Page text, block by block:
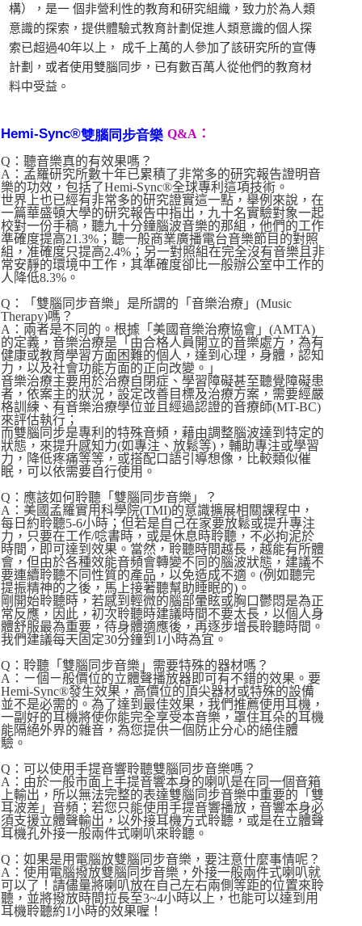
構），是一 個非營利性的教育和研究組織，致力於為人類
意識的探索，提供體驗式教育計劃促進人類意識的個人探
索已超過40年以上， 成千上萬的人參加了該研究所的宣傳
計劃，或者使用雙腦同步，已有數百萬人從他們的教育材
料中受益。
Hemi-Sync®雙腦同步音樂 Q&A：
Q：聽音樂真的有效果嗎？
A：孟羅研究所數十年已累積了非常多的研究報告證明音
樂的功效，包括了Hemi-Sync®全球專利這項技術。
世界上也已經有非常多的研究證實這一點，舉例來說，在
一篇華盛頓大學的研究報告中指出，九十名實驗對象一起
校對一份手稿，聽九十分鐘腦波音樂的那組，他們的工作
準確度提高21.3%；聽一般商業廣播電台音樂節目的對照
組，准確度只提高2.4%；另一對照組在完全沒有音樂且非
常安靜的環境中工作，其準確度卻比一般辦公室中工作的
人降低8.3%。
Q：「雙腦同步音樂」是所謂的「音樂治療」(Music
Therapy)嗎？
A：兩者是不同的。根據「美國音樂治療協會」(AMTA)
的定義，音樂治療是「由合格人員開立的音樂處方，為有
健康或教育學習方面困難的個人，達到心理，身體，認知
力，以及社會功能方面的正向改變。」
音樂治療主要用於治療自閉症、學習障礙甚至聽覺障礙患
者，依案主的狀況，設定改善目標及治療方案，需要經嚴
格訓練、有音樂治療學位並且經過認證的音療師(MT-BC)
來評估執行；
而雙腦同步是專利的特殊音頻，藉由調整腦波達到特定的
狀態，來提升感知力(如專注、放鬆等)，輔助專注或學習
力，降低疼痛等等，或搭配口語引導想像，比較類似催
眠，可以依需要自行使用。
Q：應該如何聆聽「雙腦同步音樂」？
A：美國孟羅實用科學院(TMI)的意識擴展相關課程中，
每日約聆聽5-6小時；但若是自己在家要放鬆或提升專注
力，只要在工作/唸書時，或是休息時聆聽，不必拘泥於
時間，即可達到效果。當然，聆聽時間越長，越能有所體
會，但由於各種效能音頻會轉變不同的腦波狀態，建議不
要連續聆聽不同性質的產品，以免造成不適。(例如聽完
提振精神的之後，馬上接著聽幫助睡眠的)。
剛開始聆聽時，若感到輕微的腦部暈眩或胸口鬱悶是為正
常反應，因此，初次聆聽時建議時間不要太長，以個人身
體舒服最為重要，待身體適應後，再逐步增長聆聽時間。
我們建議每天固定30分鐘到1小時為宜。
Q：聆聽「雙腦同步音樂」需要特殊的器材嗎？
A：ㄧ個ㄧ般價位的立體聲播放器即可有不錯的效果。要
Hemi-Sync®發生效果，高價位的頂尖器材或特殊的設備
並不是必需的。為了達到最佳效果，我們推薦使用耳機，
一副好的耳機將使你能完全享受本音樂，罩住耳朵的耳機
能隔絕外界的雜音，為您提供一個防止分心的絕佳體
驗。
Q：可以使用手提音響聆聽雙腦同步音樂嗎？
A：由於一般市面上手提音響本身的喇叭是在同一個音箱
上輸出，所以無法完整的表達雙腦同步音樂中重要的「雙
耳波差」音頻；若您只能使用手提音響播放，音響本身必
須支援立體聲輸出，以外接耳機方式聆聽，或是在立體聲
耳機孔外接一般兩件式喇叭來聆聽。
Q：如果是用電腦放雙腦同步音樂，要注意什麼事情呢？
A：使用電腦撥放雙腦同步音樂，外接一般兩件式喇叭就
可以了！請儘量將喇叭放在自己左右兩側等距的位置來聆
聽，並將撥放時間拉長至3~4小時以上，也能可以達到用
耳機聆聽約1小時的效果喔！